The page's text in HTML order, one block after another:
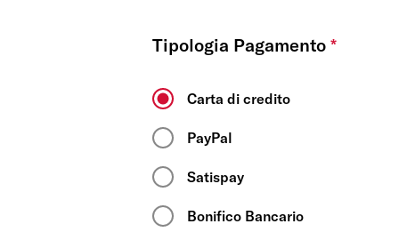
Tipologia Pagamento *
Carta di credito
PayPal
Satispay
Bonifico Bancario